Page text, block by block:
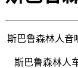
斯巴鲁森林人音
斯巴鲁森林人